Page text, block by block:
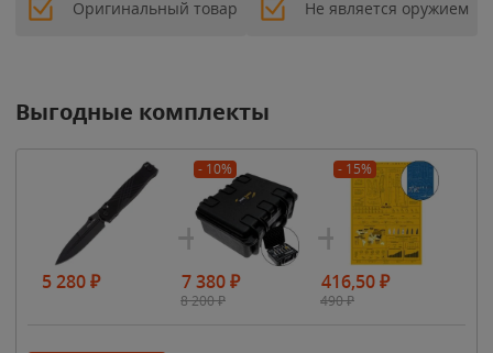
Оригинальный товар Не является оружием
Выгодные комплекты
5 280₽
- 10%
7 380₽
8 200₽
- 15%
416,50₽
490₽